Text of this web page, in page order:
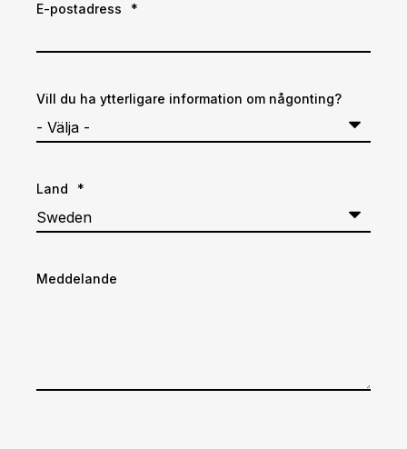
E-postadress *
Vill du ha ytterligare information om någonting?
Land *
Meddelande